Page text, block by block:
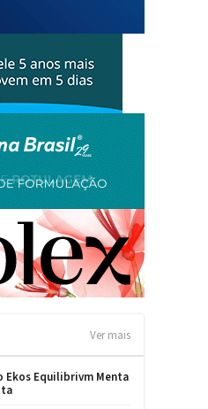
Ver mais